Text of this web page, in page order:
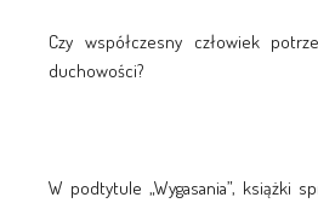
Czy współczesny człowiek
duchowości?
W podtytule „Wygasania”, książki